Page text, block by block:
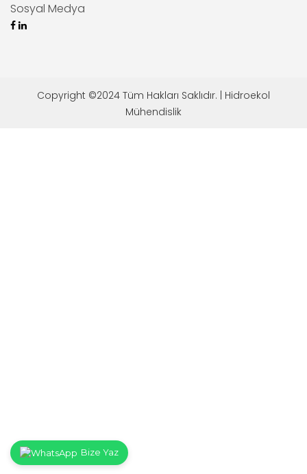
Sosyal Medya
Copyright ©2024 Tüm Hakları Saklıdır. | Hidroekol
Mühendislik
Bize Yaz